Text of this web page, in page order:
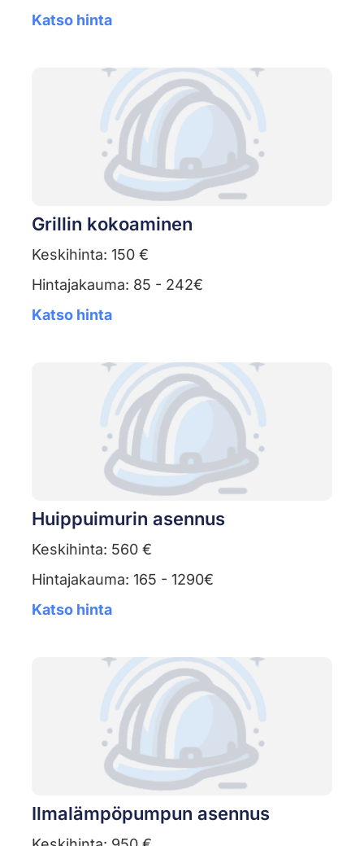
Katso hinta
Grillin kokoaminen
Keskihinta: 150 €
Hintajakauma: 85 - 242€
Katso hinta
Huippuimurin asennus
Keskihinta: 560 €
Hintajakauma: 165 - 1290€
Katso hinta
Ilmalämpöpumpun asennus